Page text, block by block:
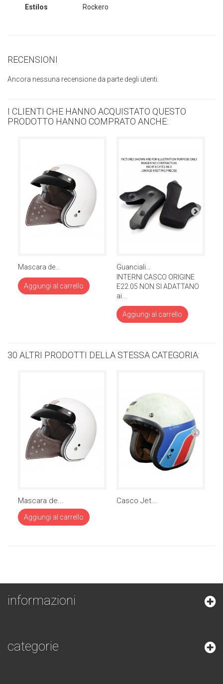
Estilos Rockero
RECENSIONI
Ancora nessuna recensione da parte degli utenti.
I CLIENTI CHE HANNO ACQUISTATO QUESTO
PRODOTTO HANNO COMPRATO ANCHE:
Mascara de...
Aggiungi al carrello
Guanciali...
INTERNI CASCO ORIGINE
E22.05 NON SI ADATTANO
ai...
Aggiungi al carrello
30 ALTRI PRODOTTI DELLA STESSA CATEGORIA:
Mascara de...
Aggiungi al carrello
Casco Jet...
informazioni
categorie